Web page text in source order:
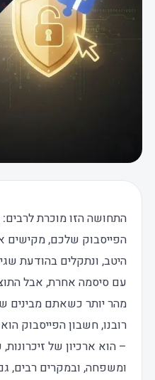
התחושה הזו מוכרת
הפייסבוק שלכם, מקישים
היטב, ונתקלים בהודעת
עם סיסמה אחרת, אבל
מהר יותר כשאתם מבינים
רובנו, חשבון הפייסבוק
– הוא ארכיון של
ומשפחה, ובמקרים רבים,